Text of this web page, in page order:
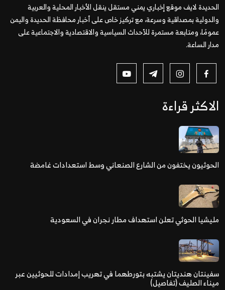
الحديدة لايف موقع إخباري يمني مستقل ينقل الأخبار المحلية والعربية
والدولية بمصداقية وسرعة، مع تركيز خاص على أخبار محافظة الحديدة واليمن
عمومًا، ومتابعة مستمرة للأحداث السياسية والاقتصادية والاجتماعية على
مدار الساعة.
الاكثر قراءة
الحوثيون يختفون من الشارع الصنعاني وسط استعدادات غامضة
مليشيا الحوثي تعلن استهداف مطار نجران في السعودية
سفينتان هنديتان يشتبه بتورطهما في تهريب إمدادات للحوثيين عبر
ميناء الصليف (تفاصيل)